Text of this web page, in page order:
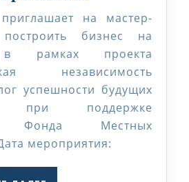
на
мастер-
класс
«Как
построить
бизнес
на
на мастер-
бизнес на
в рамках проекта
независимость
успешности будущих
при поддержке
Фонда Местных
мероприятия: